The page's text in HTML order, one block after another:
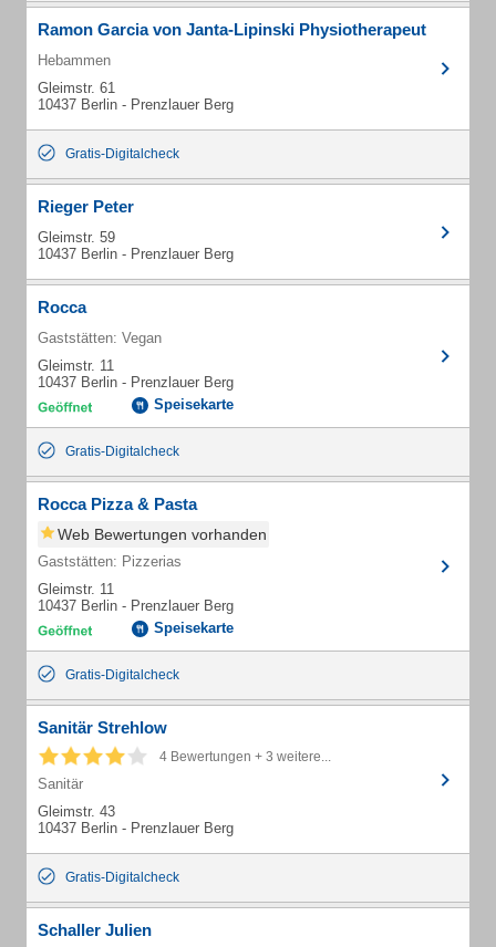
Ramon Garcia von Janta-Lipinski Physiotherapeut
Hebammen
Gleimstr. 61
10437 Berlin - Prenzlauer Berg
Gratis-Digitalcheck
Rieger Peter
Gleimstr. 59
10437 Berlin - Prenzlauer Berg
Rocca
Gaststätten: Vegan
Gleimstr. 11
10437 Berlin - Prenzlauer Berg
Speisekarte
Gratis-Digitalcheck
Rocca Pizza & Pasta
Web Bewertungen vorhanden
Gaststätten: Pizzerias
Gleimstr. 11
10437 Berlin - Prenzlauer Berg
Speisekarte
Gratis-Digitalcheck
Sanitär Strehlow
4 Bewertungen + 3 weitere...
Sanitär
Gleimstr. 43
10437 Berlin - Prenzlauer Berg
Gratis-Digitalcheck
Schaller Julien